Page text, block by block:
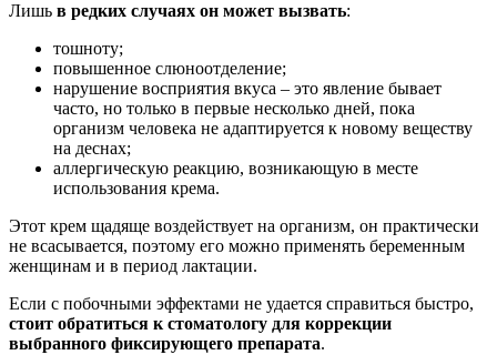
Лишь в редких случаях он может вызвать:
тошноту;
повышенное слюноотделение;
нарушение восприятия вкуса – это явление бывает
часто, но только в первые несколько дней, пока
организм человека не адаптируется к новому веществу
на деснах;
аллергическую реакцию, возникающую в месте
использования крема.
Этот крем щадяще воздействует на организм, он практически
не всасывается, поэтому его можно применять беременным
женщинам и в период лактации.
Если с побочными эффектами не удается справиться быстро,
стоит обратиться к стоматологу для коррекции
выбранного фиксирующего препарата.